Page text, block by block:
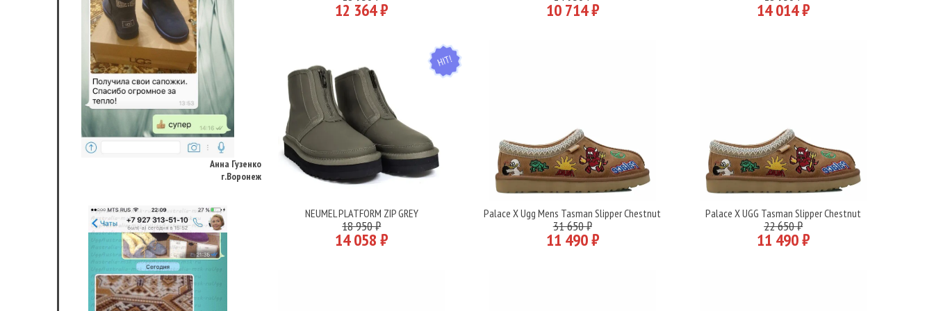
Анна Гузенко
г.Воронеж
12 364 ₽ 10 714 ₽ 14 014 ₽
HIT
Подробнее
NEUMEL PLATFORM ZIP GREY
18 950 ₽
14 058 ₽
Подробнее
Palace X Ugg Mens Tasman Slipper Chestnut
31 650 ₽
11 490 ₽
Подробнее
Palace X UGG Tasman Slipper Chestnut
22 650 ₽
11 490 ₽